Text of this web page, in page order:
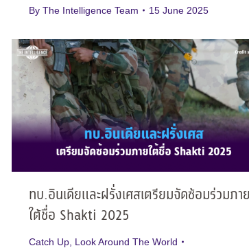
By The Intelligence Team 15 June 2025
ทบ.อินเดียและฝรั่งเศสเตรียมจัดซ้อมร่วมภาย
ใต้ชื่อ Shakti 2025
Catch Up Look Around The World